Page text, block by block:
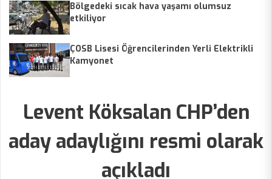
Bölgedeki sıcak hava yaşamı olumsuz
etkiliyor
ÇOSB Lisesi Öğrencilerinden Yerli Elektrikli
Kamyonet
Levent Köksalan CHP’den
aday adaylığını resmi olarak
açıkladı